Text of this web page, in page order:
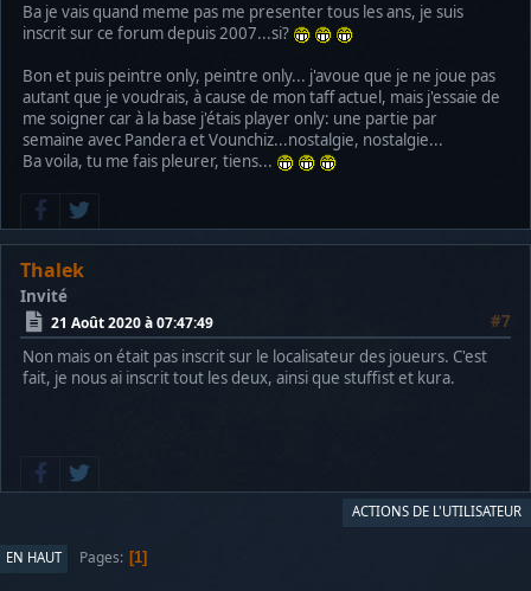
Ba je vais quand meme pas me presenter tous les ans, je suis
inscrit sur ce forum depuis 2007...si?
Bon et puis peintre only, peintre only... j'avoue que je ne joue pas
autant que je voudrais, à cause de mon taff actuel, mais j'essaie de
me soigner car à la base j'étais player only: une partie par
semaine avec Pandera et Vounchiz...nostalgie, nostalgie...
Ba voila, tu me fais pleurer, tiens...
Thalek
Invité
21 Août 2020 à 07:47:49
#7
Non mais on était pas inscrit sur le localisateur des joueurs. C'est
fait, je nous ai inscrit tout les deux, ainsi que stuffist et kura.
ACTIONS DE L'UTILISATEUR
EN HAUT Pages 1